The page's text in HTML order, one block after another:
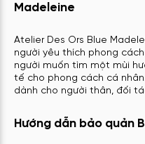
Madeleine
Atelier Des Ors Blue
người yêu thích phong
người muốn tìm một mùi
tế cho phong cách cá
dành cho người thân, đối
Hướng dẫn bảo quản